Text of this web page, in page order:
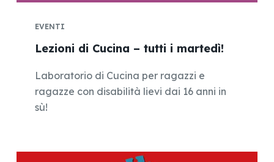
EVENTI
Lezioni di Cucina – tutti i martedì!
Laboratorio di Cucina per ragazzi e
ragazze con disabilità lievi dai 16 anni in
sù!